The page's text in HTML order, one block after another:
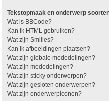
Tekstopmaak en onderwerp soorten
Wat is BBCode?
Kan ik HTML gebruiken?
Wat zijn Smilies?
Kan ik afbeeldingen plaatsen?
Wat zijn globale mededelingen?
Wat zijn mededelingen?
Wat zijn sticky onderwerpen?
Wat zijn gesloten onderwerpen?
Wat zijn onderwerpiconen?